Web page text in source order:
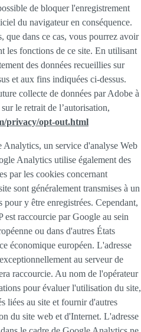
de bloquer l'enregistrement
du navigateur en conséquence.
que dans ce cas, vous pourrez avoir
les fonctions de ce site. En utilisant
des données recueillies sur
et aux fins indiquées ci-dessus.
collecte de données par Adobe à
le retrait de l’autorisation,
privacy/opt-out.html
un service d'analyse Web
Analytics utilise également des
par les cookies concernant
sont généralement transmises à un
y être enregistrées. Cependant,
est raccourcie par Google au sein
ou dans d'autres États
économique européen. L'adresse
au serveur de
raccourcie. Au nom de l'opérateur
pour évaluer l'utilisation du site,
liées au site et fournir d'autres
du site web et d'Internet. L'adresse